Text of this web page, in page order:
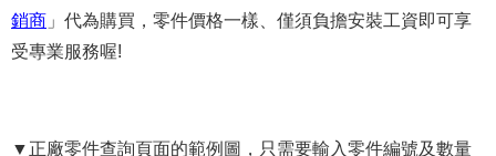
銷商 」代為購買，零件價格一樣、僅須負擔安裝工資即可享
受專業服務喔!
▼正廠零件查詢頁面的範例圖，只需要輸入零件編號及數量